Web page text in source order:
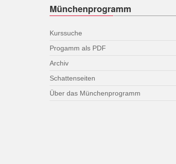
Münchenprogramm
Kurssuche
Progamm als PDF
Archiv
Schattenseiten
Über das Münchenprogramm